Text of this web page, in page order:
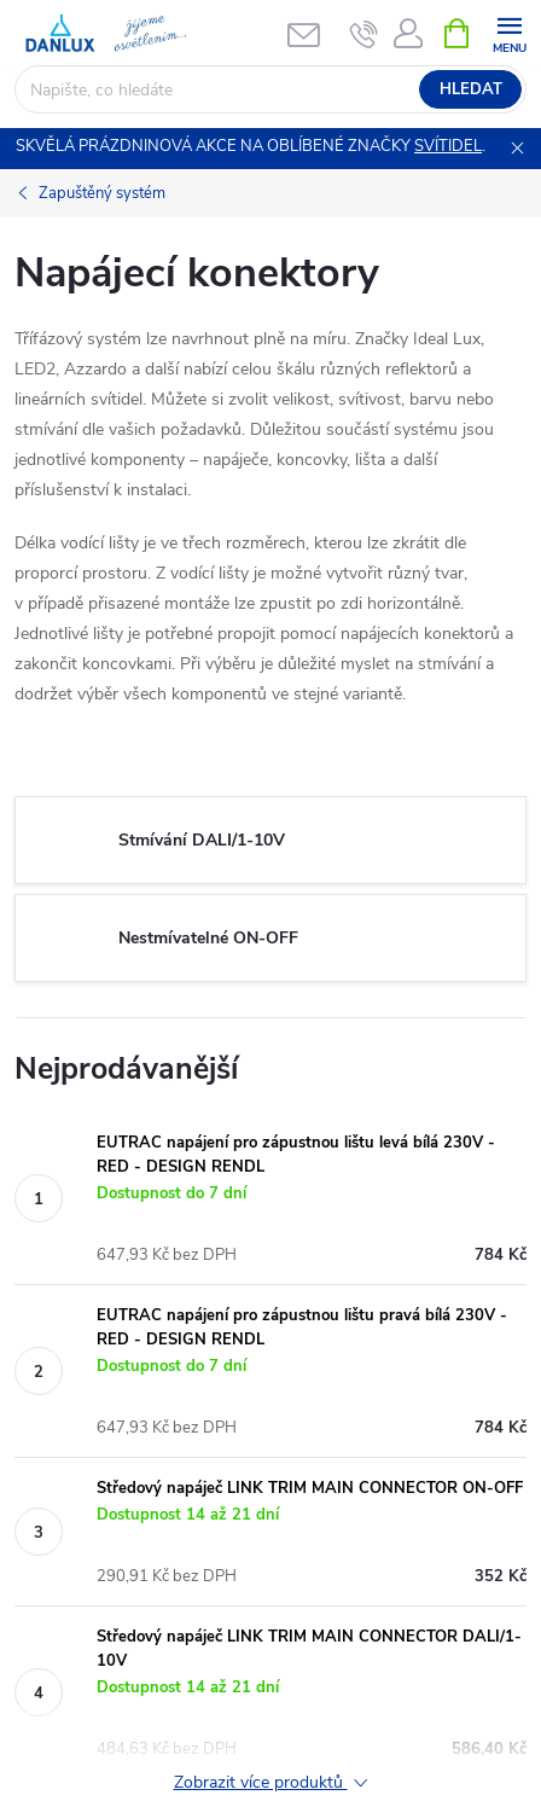
obsah
HLEDAT
NÁKUPNÍ
KOŠÍK
SKVĚLÁ PRÁZDNINOVÁ AKCE NA OBLÍBENÉ ZNAČKYSVÍTIDEL.
Zapuštěný systém
Napájecí konektory
Třífázový systém lze navrhnout plně na míru. Značky Ideal Lux,
LED2, Azzardo a další nabízí celou škálu různých reflektorů a
lineárních svítidel. Můžete si zvolit velikost, svítivost, barvu nebo
stmívání dle vašich požadavků. Důležitou součástí systému jsou
jednotlivé komponenty – napáječe, koncovky, lišta a další
příslušenství k instalaci.
Délka vodící lišty je ve třech rozměrech, kterou lze zkrátit dle
proporcí prostoru. Z vodící lišty je možné vytvořit různý tvar,
v případě přisazené montáže lze zpustit po zdi horizontálně.
Jednotlivé lišty je potřebné propojit pomocí napájecích konektorů a
zakončit koncovkami. Při výběru je důležité myslet na stmívání a
dodržet výběr všech komponentů ve stejné variantě.
Stmívání DALI/1-10V
Nestmívatelné ON-OFF
Nejprodávanější
EUTRAC napájení pro zápustnou lištu levá bílá 230V -
RED - DESIGN RENDL
Dostupnost do 7 dní
784 Kč
647,93 Kč bez DPH
EUTRAC napájení pro zápustnou lištu pravá bílá 230V -
RED - DESIGN RENDL
Dostupnost do 7 dní
784 Kč
647,93 Kč bez DPH
Středový napáječ LINK TRIM MAIN CONNECTOR ON-OFF
Dostupnost 14 až 21 dní
352 Kč
290,91 Kč bez DPH
Středový napáječ LINK TRIM MAIN CONNECTOR DALI/1-
10V
Dostupnost 14 až 21 dní
586,40 Kč
484,63 Kč bez DPH
Zobrazit více produktů